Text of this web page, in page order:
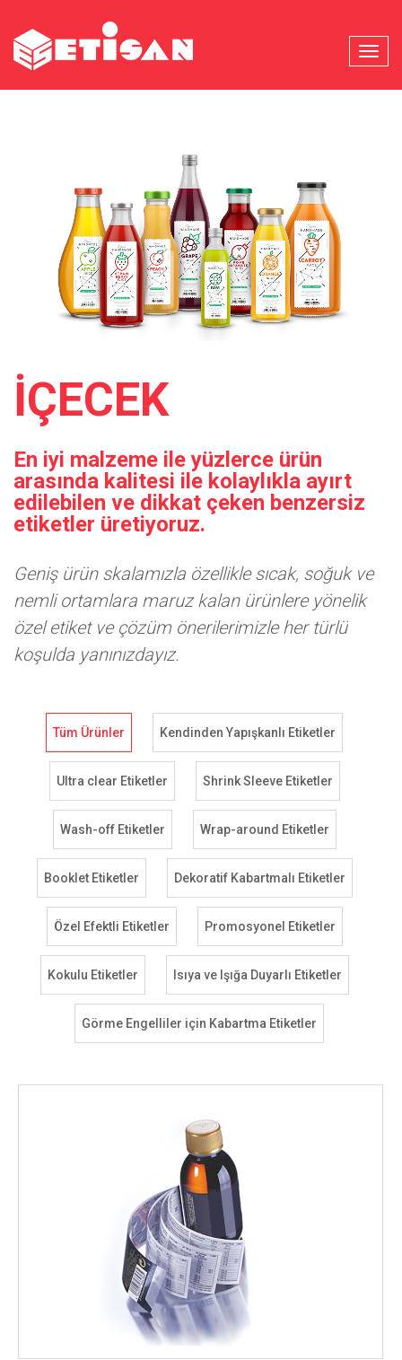
MENU
İÇECEK
En iyi malzeme ile yüzlerce ürün
arasında kalitesi ile kolaylıkla ayırt
edilebilen ve dikkat çeken benzersiz
etiketler üretiyoruz.
Geniş ürün skalamızla özellikle sıcak, soğuk ve
nemli ortamlara maruz kalan ürünlere yönelik
özel etiket ve çözüm önerilerimizle her türlü
koşulda yanınızdayız.
Tüm Ürünler Kendinden Yapışkanlı Etiketler
Ultra clear Etiketler Shrink Sleeve Etiketler
Wash-off Etiketler Wrap-around Etiketler
Booklet Etiketler Dekoratif Kabartmalı Etiketler
Özel Efektli Etiketler Promosyonel Etiketler
Kokulu Etiketler Isıya ve Işığa Duyarlı Etiketler
Görme Engelliler için Kabartma Etiketler